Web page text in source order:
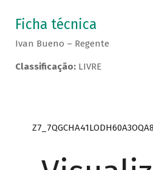
Ficha técnica
Ivan Bueno – Regente
Classificação:LIVRE